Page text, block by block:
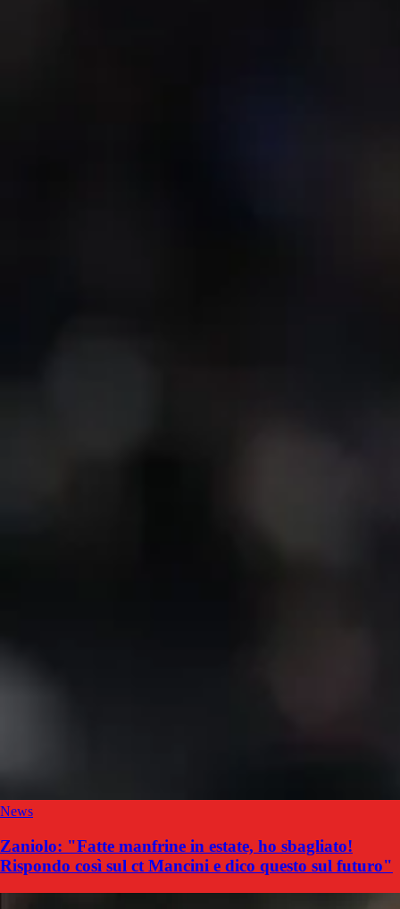
News
Zaniolo: "Fatte manfrine in estate, ho sbagliato!
Rispondo così sul ct Mancini e dico questo sul futuro"